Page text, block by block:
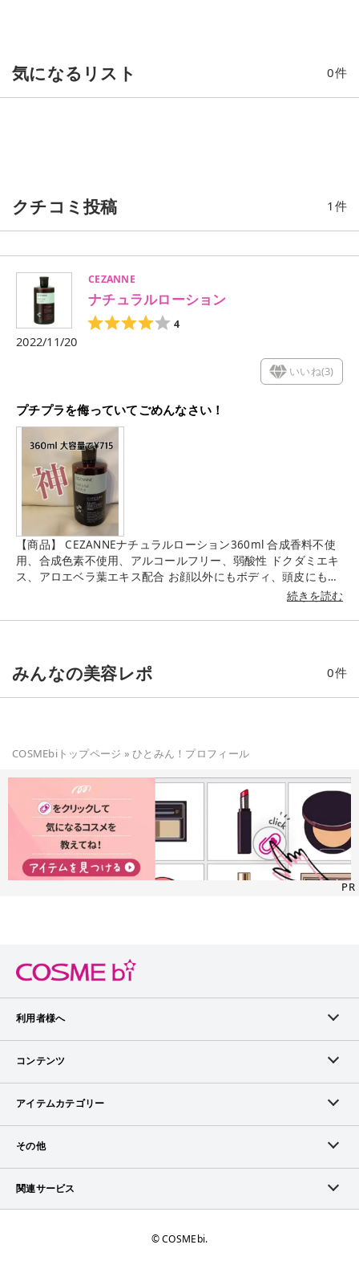
気になるリスト 0件
クチコミ投稿 1 件
CEZANNE
ナチュラルローション
4
2022/11/20
いいね(3)
プチプラを侮っていてごめんなさい！
【商品】 CEZANNEナチュラルローション360ml 合成香料不使
用、合成色素不使用、アルコールフリー、弱酸性 ドクダミエキ
ス、アロエベラ葉エキス配合 お顔以外にもボディ、頭皮にも使
すが、最近のプチプラ優秀でした🥲 ハーブのような香りで茶色
は弱めです。 ベタつきはなく、5分も経つとサラサラ。(クリー
ーを使用していましたが、成分も申し分なくコスパも良すぎる
続きを読む
みんなの美容レポ 0件
COSMEbiトップページ »ひとみん！ プロフィール
PR
利用者様へ
メンバーログイン
メンバー会員について
アイテム掲載リクエスト
コンテンツ
ランキング
ブランドから探す
ピックアップ特集
アイテムカテゴリー
スキンケア
その他
お問い合わせ（ブランド様）
関連サービス
©︎ COSMEbi.